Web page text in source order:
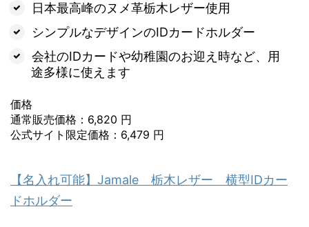
日本最高峰のヌメ革栃木レザー使用
シンプルなデザインのIDカードホルダー
会社のIDカードや幼稚園のお迎え時など、用
途多様に使えます
価格
通常販売価格：6,820 円
公式サイト限定価格：6,479 円
【名入れ可能】Jamale 栃木レザー 横型IDカー
ドホルダー